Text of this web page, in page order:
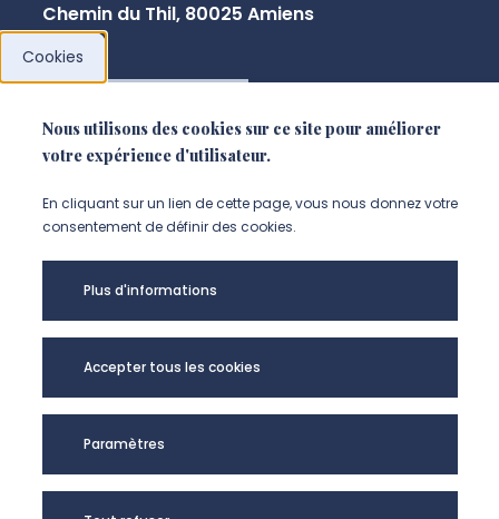
Chemin du Thil, 80025 Amiens
Université de
Verne -
Cookies
Nous utilisons des cookies sur ce site pour améliorer
votre expérience d'utilisateur.
En cliquant sur un lien de cette page, vous nous donnez votre
consentement de définir des cookies.
Plus d'informations
Accepter tous les cookies
Paramètres